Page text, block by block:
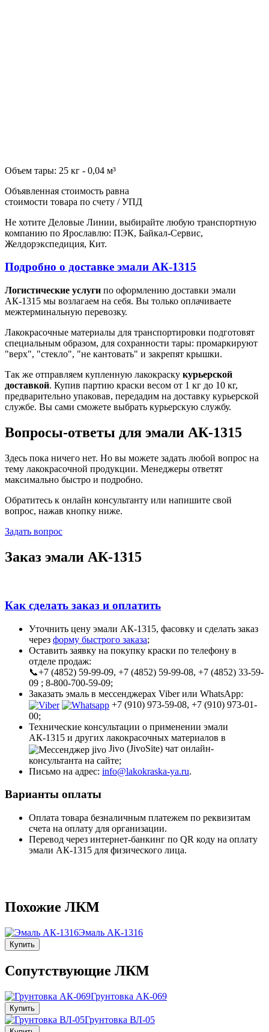
Объем тары: 25 кг - 0,04 м³
Объявленная стоимость равна
стоимости товара по счету / УПД
Не хотите Деловые Линии, выбирайте любую транспортную
компанию по Ярославлю: ПЭК, Байкал-Сервис,
Желдорэкспедиция, Кит.
Подробно о доставке эмали АК-1315
Логистические услуги по оформлению доставки эмали
АК-1315 мы возлагаем на себя. Вы только оплачиваете
межтерминальную перевозку.
Лакокрасочные материалы для транспортировки подготовят
специальным образом, для сохранности тары: промаркируют
"верх", "стекло", "не кантовать" и закрепят крышки.
Так же отправляем купленную лакокраску курьерской
доставкой. Купив партию краски весом от 1 кг до 10 кг,
предварительно упаковав, передадим на доставку курьерской
службе. Вы сами сможете выбрать курьерскую службу.
Вопросы-ответы для эмали АК-1315
Здесь пока ничего нет. Но вы можете задать любой вопрос на
тему лакокрасочной продукции. Менеджеры ответят
максимально быстро и подробно.
Обратитесь к онлайн консультанту или напишите свой
вопрос, нажав кнопку ниже.
Задать вопрос
Заказ эмали АК-1315
Как сделать заказ и оплатить
Уточнить цену эмали АК-1315, фасовку и сделать заказ
через форму быстрого заказа;
Оставить заявку на покупку краски по телефону в
отделе продаж:
📞+7 (4852) 59-99-09, +7 (4852) 59-99-08, +7 (4852) 33-59-
09 ; 8-800-700-59-09;
Заказать эмаль в мессенджерах Viber или WhatsApp:
+7 (910) 973-59-08, +7 (910) 973-01-
00;
Технические консультации о применении эмали
АК-1315 и других лакокрасочных материалов в
Jivo (JivoSite) чат онлайн-
консультанта на сайте;
Письмо на адрес: info@lakokraska-ya.ru.
Варианты оплаты
Оплата товара безналичным платежем по реквизитам
счета на оплату для организации.
Перевод через интернет-банкинг по QR коду на оплату
эмали АК-1315 для физического лица.
Похожие ЛКМ
Эмаль АК-1316
Купить
Сопутствующие ЛКМ
Грунтовка АК-069
Купить
Грунтовка ВЛ-05